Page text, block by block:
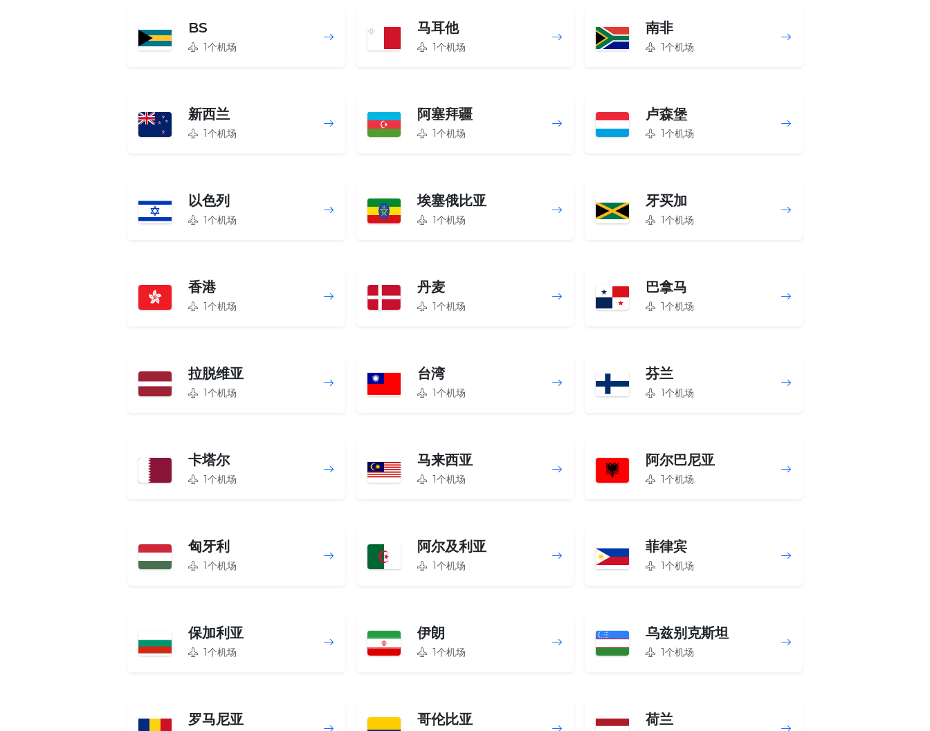
BS
1个机场
马耳他
1个机场
南非
1个机场
新西兰
1个机场
阿塞拜疆
1个机场
卢森堡
1个机场
以色列
1个机场
埃塞俄比亚
1个机场
牙买加
1个机场
香港
1个机场
丹麦
1个机场
巴拿马
1个机场
拉脱维亚
1个机场
台湾
1个机场
芬兰
1个机场
卡塔尔
1个机场
马来西亚
1个机场
阿尔巴尼亚
1个机场
匈牙利
1个机场
阿尔及利亚
1个机场
菲律宾
1个机场
保加利亚
1个机场
伊朗
1个机场
乌兹别克斯坦
1个机场
罗马尼亚 哥伦比亚 荷兰